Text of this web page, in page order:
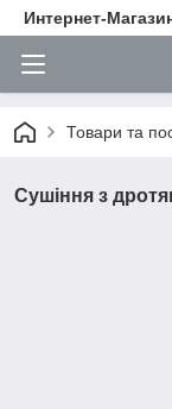
Интернет-
Товари та
Сушіння з